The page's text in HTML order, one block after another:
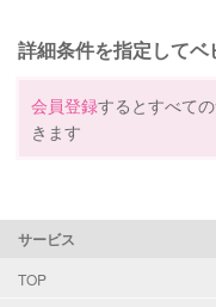
詳細条件を指定して
会員登録するとすべて
きます
サービス
TOP